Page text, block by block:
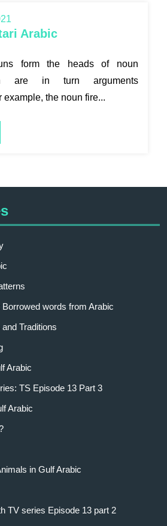
Arabic
form the heads of noun
are in turn arguments
example, the noun fire...
words from Arabic
Traditions
Arabic
TS Episode 13 Part 3
Arabic
in Gulf Arabic
TV series Episode 13 part 2